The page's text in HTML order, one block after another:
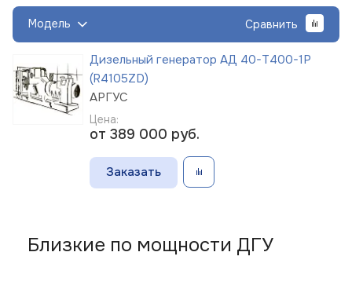
Модель Сравнить
Дизельный генератор АД 40-Т400-1Р
(R4105ZD)
АРГУС
Цена:
от 389 000 руб.
Заказать
Близкие по мощности ДГУ